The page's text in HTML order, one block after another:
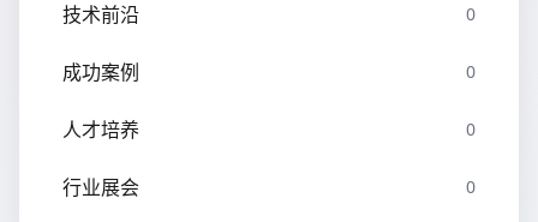
技术前沿 0
成功案例 0
人才培养 0
行业展会 0